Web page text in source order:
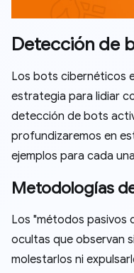
Detección de
Los bots cibernéticos
estrategia para lidiar
detección de bots
profundizaremos en
ejemplos para cada
Metodologías
Los "métodos pasivos
ocultas que observan
molestarlos ni